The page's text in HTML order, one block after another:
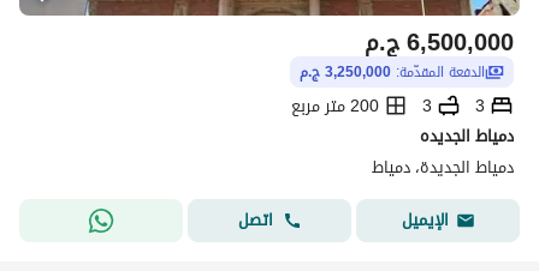
ج.م6,500,000
الدفعة المقدّمة: 3,250,000 ج.م
3
3
200 متر مربع
دمياط الجديده
دمياط الجديدة، دمياط
الإيميل
اتصل